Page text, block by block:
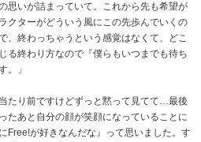
思いが詰まっていて。これから先も希望が
クターがどういう風にこの先歩んでいくの
、終わっちゃうという感覚はなくて、どこ
る終わり方なので『僕らもいつまでも待ち
。」
たり前ですけどずっと黙って見てて…最後
たあと自分の顔が笑顔になっていることに
Free!が好きなんだな』って思いました。す